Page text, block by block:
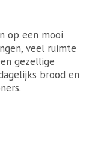
op een mooi
veel ruimte
gezellige
brood en